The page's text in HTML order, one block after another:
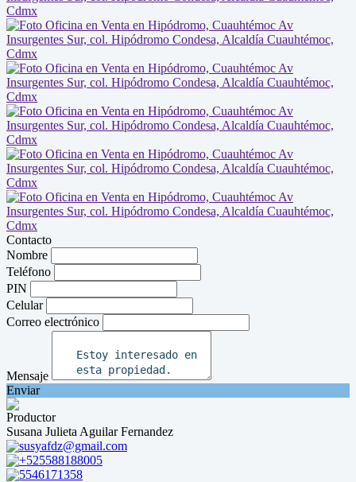
Contacto
Nombre
Teléfono
PIN
Celular
Correo electrónico
Mensaje
Enviar
Productor
Susana Julieta Aguilar Fernandez
susyafdz@gmail.com
+525588188005
5546171358